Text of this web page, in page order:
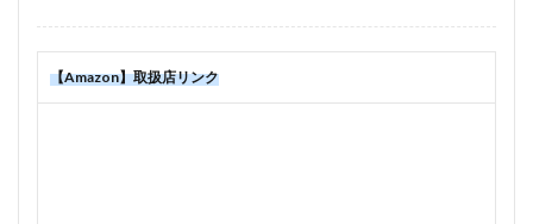
【Amazon】取扱店リンク